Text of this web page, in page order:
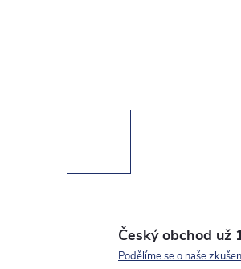
Český obchod už
Podělíme se o naše